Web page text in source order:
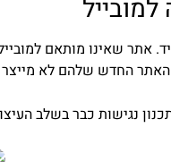
אתר שאינו מותאם
החדש שלהם לא
נגישות כבר בשלב